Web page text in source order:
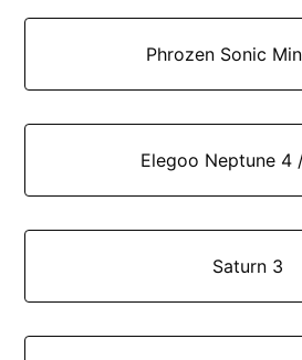
Phrozen Sonic
Elegoo Neptune 4
Saturn 3